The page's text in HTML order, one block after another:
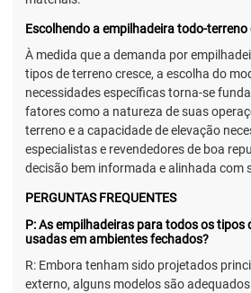
Escolhendo a empilhadeira todo-terreno
À medida que a demanda por
tipos de terreno cresce, a escolha do
necessidades específicas torna-se
fatores como a natureza de suas
terreno e a capacidade de elevação
especialistas e revendedores de boa
decisão bem informada e alinhada com
PERGUNTAS FREQUENTES
P: As empilhadeiras para todos os tipos
usadas em ambientes fechados?
R: Embora tenham sido projetados
externo, alguns modelos são